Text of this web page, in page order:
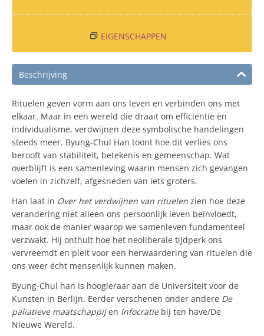
EIGENSCHAPPEN
Beschrijving
Rituelen geven vorm aan ons leven en verbinden ons met
elkaar. Maar in een wereld die draait om efficiëntie en
individualisme, verdwijnen deze symbolische handelingen
steeds meer. Byung-Chul Han toont hoe dit verlies ons
berooft van stabiliteit, betekenis en gemeenschap. Wat
overblijft is een samenleving waarin mensen zich gevangen
voelen in zichzelf, afgesneden van iets groters.
Han laat in Over het verdwijnen van rituelen zien hoe deze
verandering niet alleen ons persoonlijk leven beïnvloedt,
maar ook de manier waarop we samenleven fundamenteel
verzwakt. Hij onthult hoe het neoliberale tijdperk ons
vervreemdt en pleit voor een herwaardering van rituelen die
ons weer écht mensenlijk kunnen maken.
Byung-Chul han is hoogleraar aan de Universiteit voor de
Kunsten in Berlijn. Eerder verschenen onder andere De
paliatieve maatschappijen Infocratie bij ten have/De
Nieuwe Wereld.